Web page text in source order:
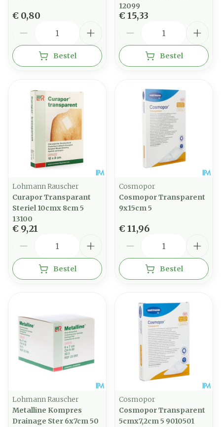
€ 0,80
Bestel
12099
€ 15,33
Bestel
Lohmann Rauscher
Curapor Transparant
Steriel 10cmx 8cm 5
13100
€ 9,21
Bestel
Cosmopor
Cosmopor Transparent
9x15cm 5
€ 11,96
Bestel
Lohmann Rauscher
Metalline Kompres
Drainage Ster 6x7cm 50
Cosmopor
Cosmopor Transparent
5cmx7,2cm 5 9010501